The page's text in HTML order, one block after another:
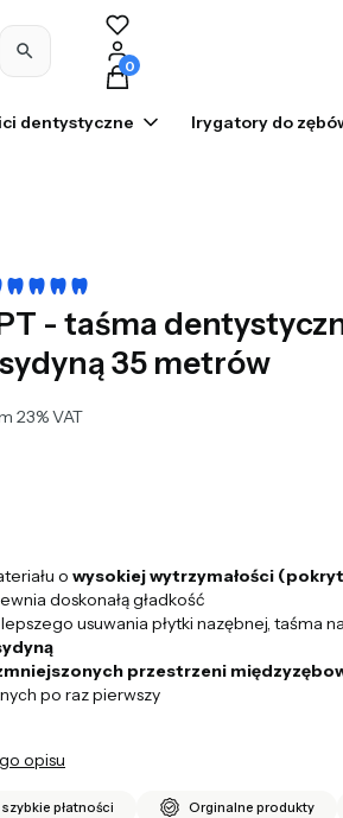
Produkty w koszyku: 0.
dentystyczne Irygatory do
- taśma
35 metrów
23% VAT
23%VAT
o wysokiej wytrzymałości
doskonałą gładkość
usuwania płytki nazębnej, taśma
przestrzeni
po raz pierwszy
opisu
płatności Orginalne produkty